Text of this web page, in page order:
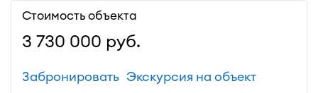
Стоимость объекта
3 730 000 руб.
Экскурсия на объект
Забронировать